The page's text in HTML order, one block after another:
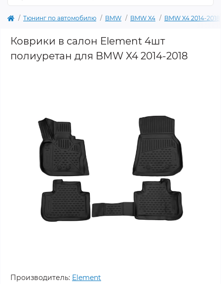
Тюнинг по автомобилю BMW BMW X4 BMW X4 2014-2018
Коврики в салон Element 4шт
полиуретан для BMW X4 2014-2018
Производитель: Element